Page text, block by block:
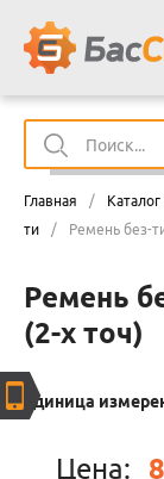
Главная / Каталог
ти
/ Ремень без-
Ремень
(2-х точ)
Единица
Цена: